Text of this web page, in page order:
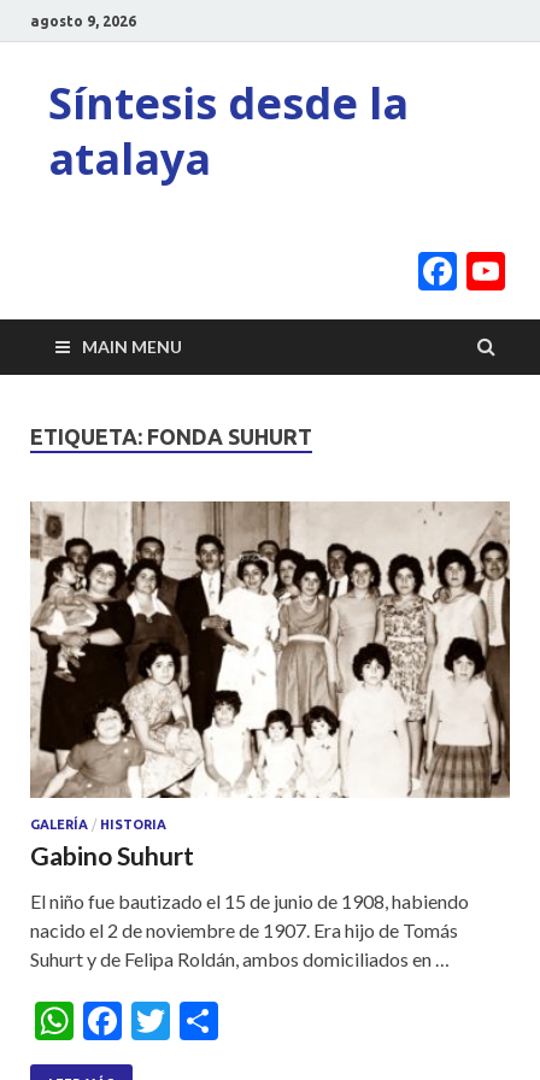
agosto 9, 2026
Síntesis desde la
atalaya
MAIN MENU
ETIQUETA: FONDA SUHURT
GALERÍA / HISTORIA
Gabino Suhurt
El niño fue bautizado el 15 de junio de 1908, habiendo
nacido el 2 de noviembre de 1907. Era hijo de Tomás
Suhurt y de Felipa Roldán, ambos domiciliados en …
W
h
F
ac
T